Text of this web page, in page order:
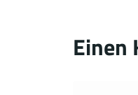
Einen